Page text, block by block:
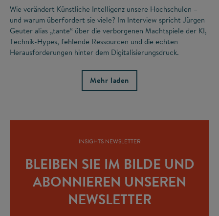
Wie verändert Künstliche Intelligenz unsere Hochschulen –
und warum überfordert sie viele? Im Interview spricht Jürgen
Geuter alias „tante“ über die verborgenen Machtspiele der KI,
Technik-Hypes, fehlende Ressourcen und die echten
Herausforderungen hinter dem Digitalisierungsdruck.
Mehr laden
INSIGHTS NEWSLETTER
BLEIBEN SIE IM BILDE UND
ABONNIEREN UNSEREN
NEWSLETTER